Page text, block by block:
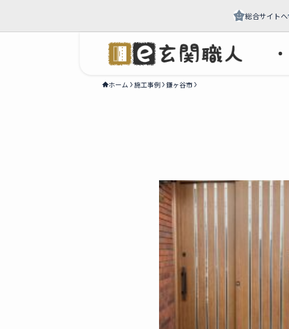
総合サイトへ
ホーム 施工事例 鎌ヶ谷市